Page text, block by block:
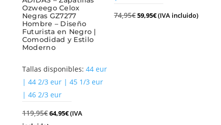
Ozweego Celox
Negras GZ7277
Hombre – Diseño
Futurista en Negro |
Comodidad y Estilo
Moderno
Tallas disponibles: 44 eur
| 44 2/3 eur | 45 1/3 eur
| 46 2/3 eur
119,95€64,95€(IVA
74,95€59,95€(IVA incluido)